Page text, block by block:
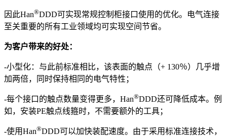
因此Han®DDD可实现常规控制柜接口使用的优化。电气连接
至关重要的所有工业领域均可实现空间节省。
为客户带来的好处：
-小型化：与此前标准相比，该表面的触点（+ 130％）几乎增
加两倍，同时保持相同的电气特性；
-每个接口的触点数量变得更多，Han®DDD还可降低成本。例
如，安装PE触点线箍时，不需要额外的工具；
-使用Han®DDD可以加快装配速度。由于采用标准连接技术，